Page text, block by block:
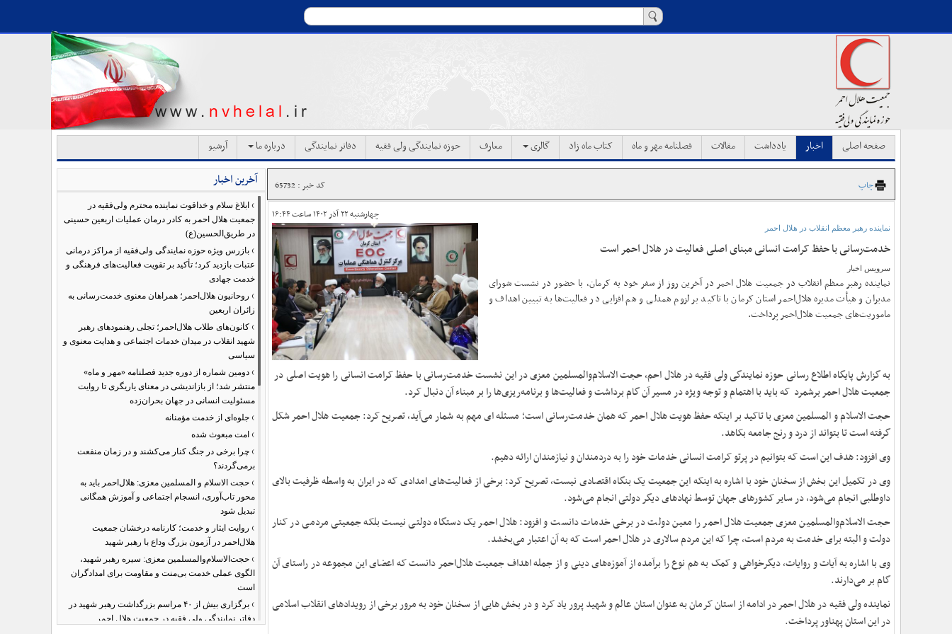
صفحه اصلی اخبار یادداشت مقالات فصلنامه مهر و ماه کتاب ماه زاد گالری معارف حوزه نمایندگی ولی فقیه دفاتر نمایندگی درباره ما آرشیو
چاپ کد خبر : 65732
نماینده رهبر معظم انقلاب در هلال احمر
خدمت‌رسانی با حفظ کرامت انسانی مبنای اصلی فعالیت در هلال احمر است
سرویس اخبار
نماینده رهبر معظم انقلاب در جمعیت هلال احمر در آخرین روز از سفر خود به کرمان، با حضور در نشست شورای
مدیران و هیأت مدیره هلال‌احمر استان کرمان با تاکید بر لزوم همدلی و هم افزایی در فعالیت‌ها به تبیین اهداف و
ماموریت‌های جمعیت هلال‌احمر پرداخت‌.
چهارشنبه ۲۲ آذر ۱۴۰۲ ساعت ۱۶:۴۴
به گزارش پایگاه اطلاع رسانی حوزه نمایندگی ولی فقیه در هلال احم، حجت الاسلام‌والمسلمین معزی در این نشست خدمت‌رسانی با حفظ کرامت انسانی را هویت اصلی در
جمعیت هلال احمر برشمرد که باید با اهتمام و توجه ویژه در مسیر آن گام برداشت و فعالیت‌ها و برنامه‌ریزی‌ها را بر مبناء‌ آن دنبال کرد.
حجت الاسلام‌ و المسلمین معزی با تاکید بر اینکه حفظ هویت هلال احمر که همان خدمت‌رسانی است؛ مسئله ای مهم به شمار می‌آید، تصریح کرد: جمعیت هلال احمر شکل
گرفته است تا بتواند از درد و رنج جامعه بکاهد.
وی افزود: هدف این است که بتوانیم در پرتو کرامت انسانی خدمات خود را به دردمندان و نیازمندان ارائه دهیم.
وی در تکمیل این بخش از سخنان خود با اشاره به اینکه این جمعیت یک بنگاه اقتصادی نیست، تصریح کرد: برخی از فعالیت‌های امدادی که در ایران به واسطه ظرفیت بالای
داوطلبی انجام می‌شود، در سایر کشورهای جهان توسط نهادهای دیگر دولتی انجام می‌شود.
حجت الاسلام‌والمسلمین معزی جمعیت هلال احمر را معین دولت در برخی خدمات دانست و افزود: هلال احمر یک دستگاه دولتی نیست بلکه جمعیتی مردمی در کنار
دولت و البته برای خدمت به مردم است، چرا که این مردم سالاری در هلال احمر است که به آن اعتبار می‌بخشد.
وی با اشاره به آیات و روایات، دیگرخواهی و کمک به‌ هم نوع را برآمده از آموزه‌‌های دینی و از جمله اهداف جمعیت هلال‌احمر دانست که اعضای این مجموعه در راستای آن
گام بر می‌دارند.
نماینده ولی فقیه در هلال احمر در ادامه از استان کرمان به عنوان استان عالم و شهید پرور یاد کرد و در بخش هایی از سخنان خود به مرور برخی از رویدادهای انقلاب اسلامی
در این استان پهناور پرداخت.
آخرین اخبار
› ابلاغ سلام و خداقوت نماینده محترم ولی‌فقیه در
جمعیت هلال احمر به کادر درمان عملیات اربعین حسینی
در طریق‌الحسین(ع)
› بازرس ویژه حوزه نمایندگی ولی‌فقیه از مراکز درمانی
عتبات بازدید کرد؛ تأکید بر تقویت فعالیت‌های فرهنگی و
خدمت جهادی
› روحانیون هلال‌احمر؛ همراهان معنوی خدمت‌رسانی به
زائران اربعین
› کانون‌های طلاب هلال‌احمر؛ تجلی رهنمودهای رهبر
شهید انقلاب در میدان خدمات اجتماعی و هدایت معنوی و
سیاسی
› دومین شماره از دوره جدید فصلنامه «مهر و ماه»
منتشر شد؛ از بازاندیشی در معنای یاریگری تا روایت
مسئولیت انسانی در جهان بحران‌زده
› جلوه‌ای از خدمت مؤمنانه
› امت مبعوث شده
› چرا برخی در جنگ کنار می‌کشند و در زمان منفعت
برمی‌گردند؟
› حجت الاسلام و المسلمین معزی: هلال‌احمر باید به
محور تاب‌آوری، انسجام اجتماعی و آموزش همگانی
تبدیل شود
› روایت ایثار و خدمت؛ کارنامه درخشان جمعیت
هلال‌احمر در آزمون بزرگ وداع با رهبر شهید
› حجت‌الاسلام‌والمسلمین معزی: سیره رهبر شهید،
الگوی عملی خدمت بی‌منت و مقاومت برای امدادگران
است
›
برگزاری بیش از ۴۰ مراسم بزرگداشت رهبر شهید در
دفاتر نمایندگی ولی فقیه در جمعیت هلال احمر